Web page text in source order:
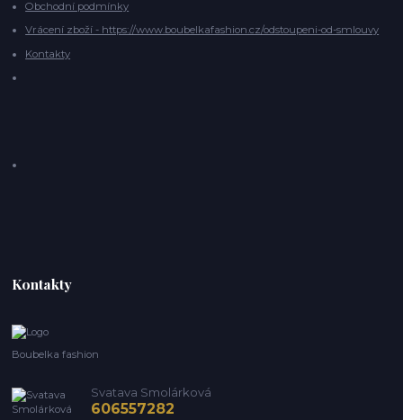
Obchodní podmínky
Vrácení zboží - https://www.boubelkafashion.cz/odstoupeni-od-smlouvy
Kontakty
Kontakty
Boubelka fashion
Svatava Smolárková
606557282